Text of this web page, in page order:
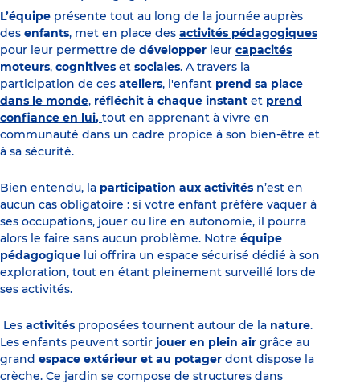
L’équipe présente tout au long de la journée auprès
des enfants, met en place des activités pédagogiques
pour leur permettre de développer leur capacités
moteurs, cognitives et sociales. A travers la
participation de ces ateliers, l'enfant prend sa place
dans le monde, réfléchit à chaque instant et prend
confiance en lui, tout en apprenant à vivre en
communauté dans un cadre propice à son bien-être et
à sa sécurité.
Bien entendu, la participation aux activités n’est en
aucun cas obligatoire : si votre enfant préfère vaquer à
ses occupations, jouer ou lire en autonomie, il pourra
alors le faire sans aucun problème. Notre équipe
pédagogique lui offrira un espace sécurisé dédié à son
exploration, tout en étant pleinement surveillé lors de
ses activités.
Les activités proposées tournent autour de la nature.
Les enfants peuvent sortir jouer en plein air grâce au
grand espace extérieur et au potager dont dispose la
crèche. Ce jardin se compose de structures dans